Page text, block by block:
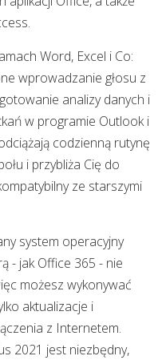
Word, Excel i Co:
wprowadzanie głosu z
analizy danych i
w programie Outlook i
codzienną rutynę
i przybliża Cię do
ze starszymi
system operacyjny
- jak Office 365 - nie
możesz wykonywać
aktualizacje i
z Internetem.
2021 jest niezbędny,